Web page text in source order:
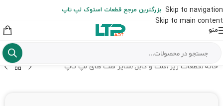
Skip to navigation
Skip to main content
از شهرستان به عهده مشتری است)
بزرگترین مرجع قطعات استوک لپ تاپ
منو
خانه /قطعات ریز /فلت و کابل /سایر فلت های لپ تاپ